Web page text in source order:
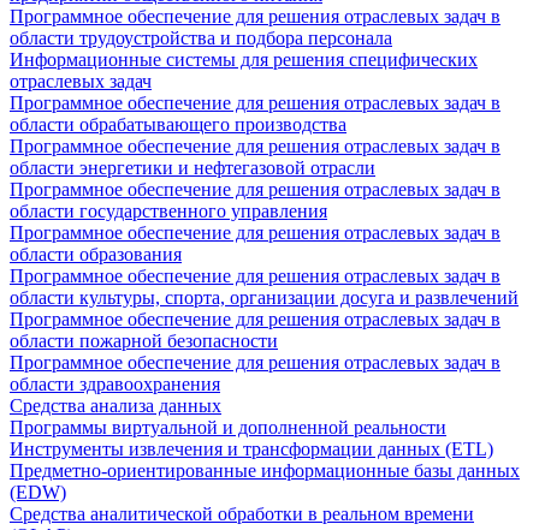
Программное обеспечение для решения отраслевых задач в
области трудоустройства и подбора персонала
Информационные системы для решения специфических
отраслевых задач
Программное обеспечение для решения отраслевых задач в
области обрабатывающего производства
Программное обеспечение для решения отраслевых задач в
области энергетики и нефтегазовой отрасли
Программное обеспечение для решения отраслевых задач в
области государственного управления
Программное обеспечение для решения отраслевых задач в
области образования
Программное обеспечение для решения отраслевых задач в
области культуры, спорта, организации досуга и развлечений
Программное обеспечение для решения отраслевых задач в
области пожарной безопасности
Программное обеспечение для решения отраслевых задач в
области здравоохранения
Средства анализа данных
Программы виртуальной и дополненной реальности
Инструменты извлечения и трансформации данных (ETL)
Предметно-ориентированные информационные базы данных
(EDW)
Средства аналитической обработки в реальном времени